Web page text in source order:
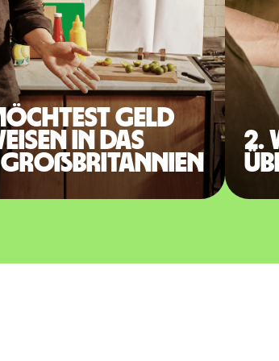
Geld
in das
Großbritannien
2.